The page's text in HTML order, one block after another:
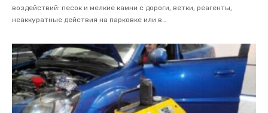
воздействий: песок и мелкие камни с дороги, ветки, реагенты,
неаккуратные действия на парковке или в